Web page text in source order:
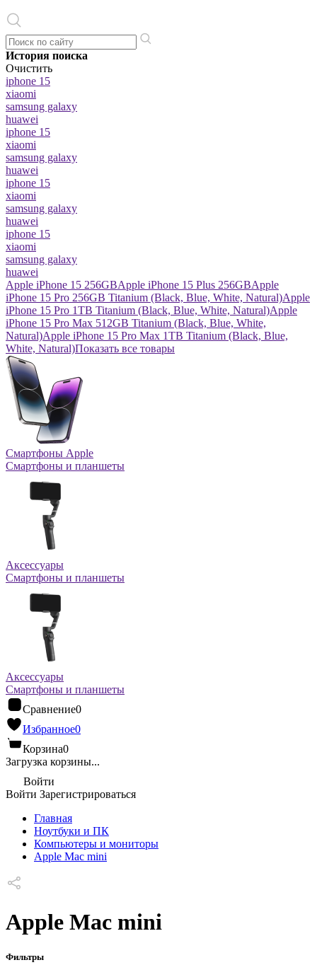
История поиска
Очистить
iphone 15
xiaomi
samsung galaxy
huawei
iphone 15
xiaomi
samsung galaxy
huawei
iphone 15
xiaomi
samsung galaxy
huawei
iphone 15
xiaomi
samsung galaxy
huawei
Apple iPhone 15 256GBApple iPhone 15 Plus 256GBApple
iPhone 15 Pro 256GB Titanium (Black, Blue, White, Natural)Apple
iPhone 15 Pro 1TB Titanium (Black, Blue, White, Natural)Apple
iPhone 15 Pro Max 512GB Titanium (Black, Blue, White,
Natural)Apple iPhone 15 Pro Max 1TB Titanium (Black, Blue,
White, Natural)Показать все товары
Смартфоны Apple
Смартфоны и планшеты
Аксессуары
Смартфоны и планшеты
Аксессуары
Смартфоны и планшеты
Сравнение0
Избранное0
Корзина0
Загрузка корзины...
Войти
Войти Зарегистрироваться
Главная
Ноутбуки и ПК
Компьютеры и мониторы
Apple Mac mini
Apple Mac mini
Фильтры